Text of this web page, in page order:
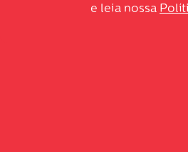
e leia nossa